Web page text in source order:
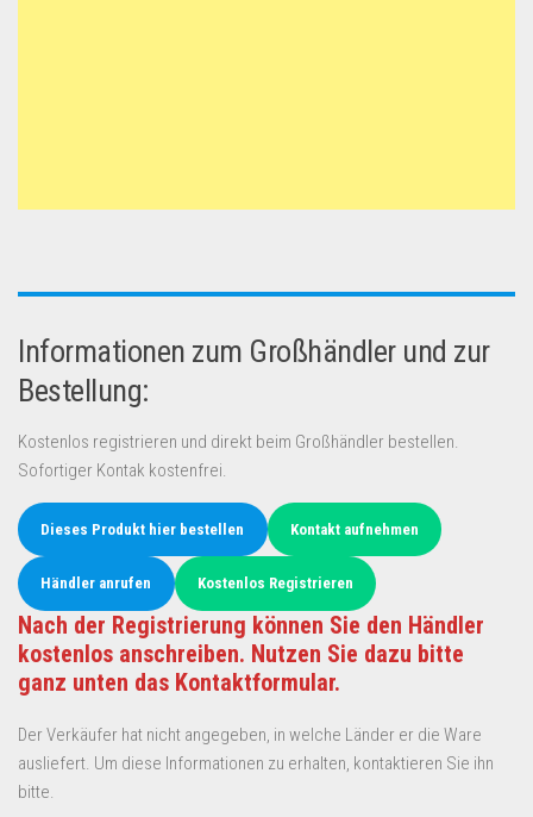
Informationen zum Großhändler und zur
Bestellung:
Kostenlos registrieren und direkt beim Großhändler bestellen.
Sofortiger Kontak kostenfrei.
Dieses Produkt hier bestellen Kontakt aufnehmen
Händler anrufen Kostenlos Registrieren
Nach der Registrierung können Sie den Händler
kostenlos anschreiben. Nutzen Sie dazu bitte
ganz unten das Kontaktformular.
Der Verkäufer hat nicht angegeben, in welche Länder er die Ware
ausliefert. Um diese Informationen zu erhalten, kontaktieren Sie ihn
bitte.